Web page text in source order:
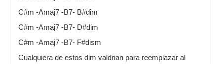
C#m -Amaj7 -B7- B#dim
C#m -Amaj7 -B7- D#dim
C#m -Amaj7 -B7- F#dism
Cualquiera de estos dim valdrian para reemplazar al